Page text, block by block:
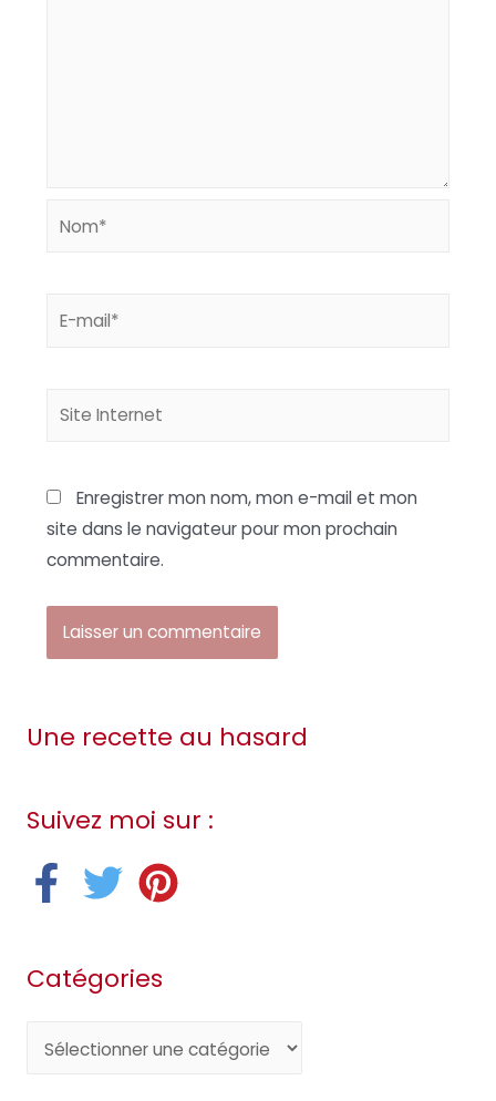
Site
Enregistrer mon nom, mon e-mail et mon
site dans le navigateur pour mon prochain
commentaire.
Une recette au hasard
Suivez moi sur :
Catégories